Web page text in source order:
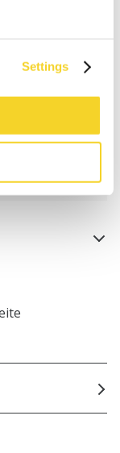
Settings
am selben
über 50€